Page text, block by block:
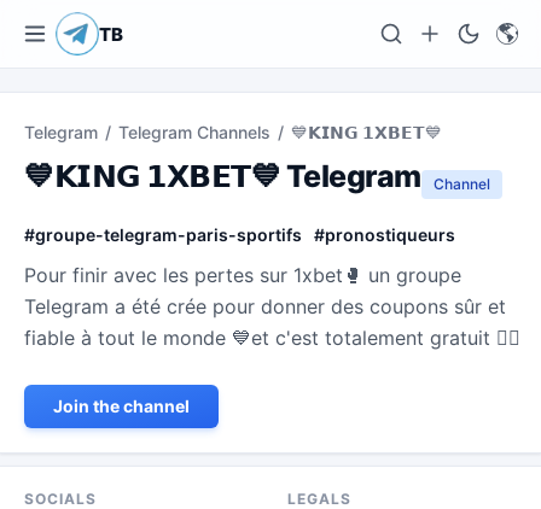
TB 🌎
Telegram / Telegram Channels / 💙𝗞𝗜𝗡𝗚 𝟭𝗫𝗕𝗘𝗧💙
💙𝗞𝗜𝗡𝗚 𝟭𝗫𝗕𝗘𝗧💙 Telegram Channel
#groupe-telegram-paris-sportifs #pronostiqueurs
Pour finir avec les pertes sur 1xbet🥊 un groupe
Telegram a été crée pour donner des coupons sûr et
fiable à tout le monde 💙et c'est totalement gratuit 👇🏾
Join the channel
SOCIALS LEGALS